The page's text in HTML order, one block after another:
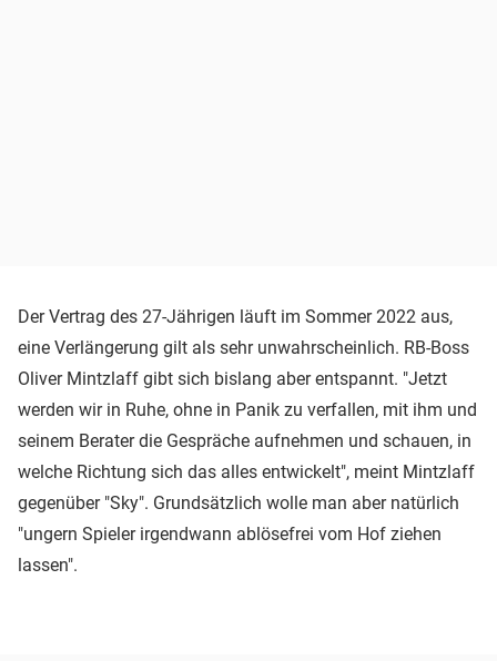
Der Vertrag des 27-Jährigen läuft im Sommer 2022 aus,
eine Verlängerung gilt als sehr unwahrscheinlich. RB-Boss
Oliver Mintzlaff gibt sich bislang aber entspannt. "Jetzt
werden wir in Ruhe, ohne in Panik zu verfallen, mit ihm und
seinem Berater die Gespräche aufnehmen und schauen, in
welche Richtung sich das alles entwickelt", meint Mintzlaff
gegenüber "Sky". Grundsätzlich wolle man aber natürlich
"ungern Spieler irgendwann ablösefrei vom Hof ziehen
lassen".